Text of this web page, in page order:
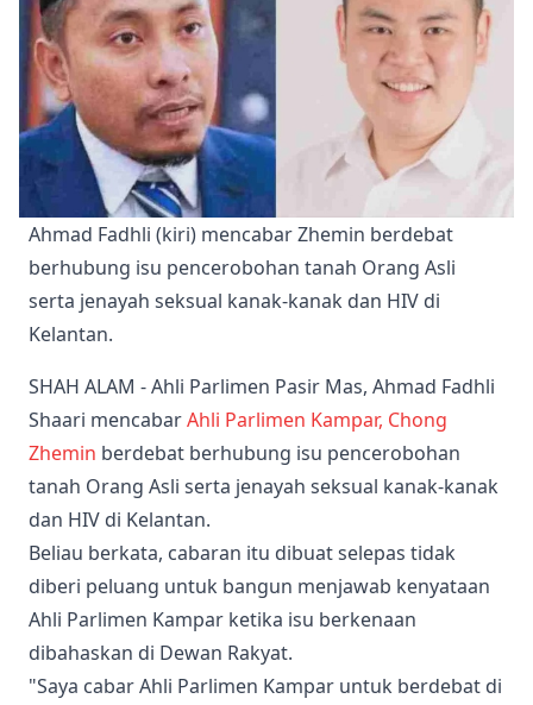
Ahmad Fadhli (kiri) mencabar Zhemin berdebat
berhubung isu pencerobohan tanah Orang Asli
serta jenayah seksual kanak-kanak dan HIV di
Kelantan.
SHAH ALAM - Ahli Parlimen Pasir Mas, Ahmad Fadhli
Shaari mencabarAhli Parlimen Kampar, Chong
Zhemin berdebat berhubung isu pencerobohan
tanah Orang Asli serta jenayah seksual kanak-kanak
dan HIV di Kelantan.
Beliau berkata, cabaran itu dibuat selepas tidak
diberi peluang untuk bangun menjawab kenyataan
Ahli Parlimen Kampar ketika isu berkenaan
dibahaskan di Dewan Rakyat.
"Saya cabar Ahli Parlimen Kampar untuk berdebat di